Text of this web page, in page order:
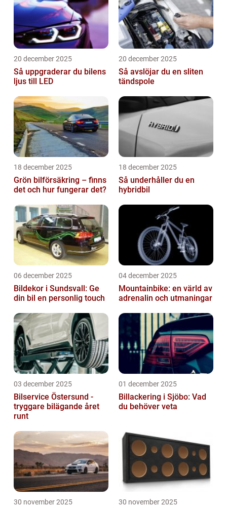
20 december 2025
Så uppgraderar du bilens
ljus till LED
20 december 2025
Så avslöjar du en sliten
tändspole
18 december 2025
Grön bilförsäkring – finns
det och hur fungerar det?
18 december 2025
Så underhåller du en
hybridbil
06 december 2025
Bildekor i Sundsvall: Ge
din bil en personlig touch
04 december 2025
Mountainbike: en värld av
adrenalin och utmaningar
03 december 2025
Bilservice Östersund -
tryggare bilägande året
runt
01 december 2025
Billackering i Sjöbo: Vad
du behöver veta
30 november 2025 30 november 2025